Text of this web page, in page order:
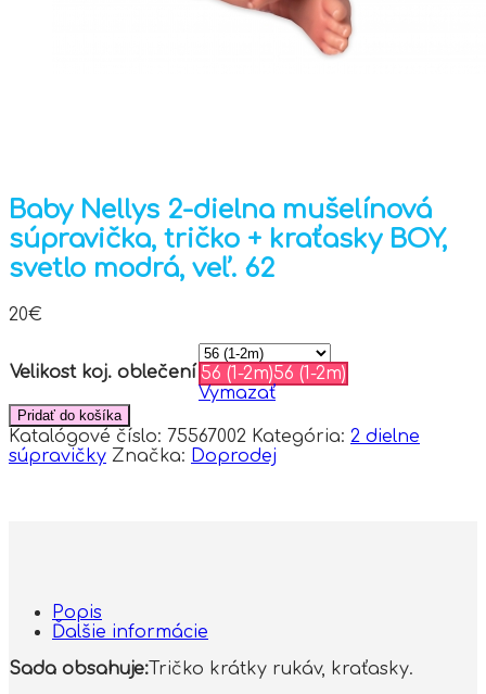
Baby Nellys 2-dielna mušelínová
súpravička, tričko + kraťasky BOY,
svetlo modrá, veľ. 62
20€
Velikost koj. oblečení 56 (1-2m)56 (1-2m)
Vymazať
Pridať do košíka
Katalógové číslo: 75567002 Kategória: 2 dielne
súpravičky Značka: Doprodej
Popis
Ďalšie informácie
Sada obsahuje:Tričko krátky rukáv, kraťasky.